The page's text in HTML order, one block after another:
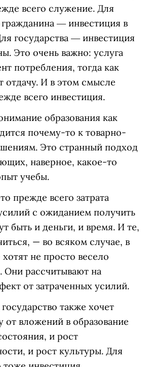
всего служение. Для
гражданина ― инвестиция в
государства ― инвестиция
Это очень важно: услуга
потребления, тогда как
отдачу. И в этом смысле
всего инвестиция.
образования как
почему-то к товарно-
Это странный подход
наверное, какое-то
учебы.
прежде всего затрата
с ожиданием получить
быть и деньги, и время. И те,
— во всяком случае, в
не просто весело
Они рассчитывают на
от затраченных усилий.
также хочет
от вложений в образование
и рост
и рост культуры. Для